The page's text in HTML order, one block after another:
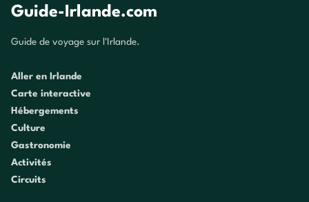
Guide-Irlande.com
Guide de voyage sur l'Irlande.
Aller en Irlande
Carte interactive
Hébergements
Culture
Gastronomie
Activités
Circuits